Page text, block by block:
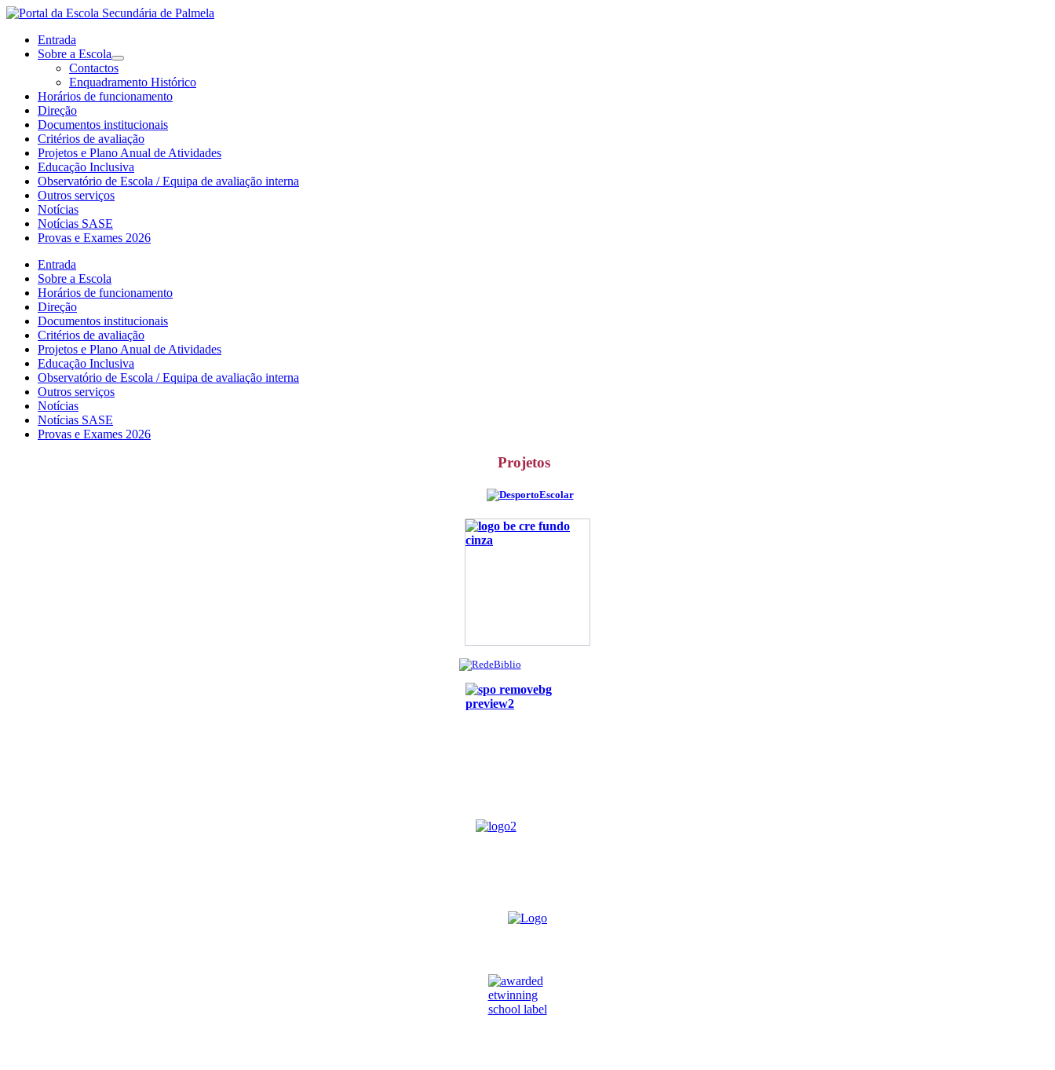
Entrada
Sobre a Escola
Contactos
Enquadramento Histórico
Horários de funcionamento
Direção
Documentos institucionais
Critérios de avaliação
Projetos e Plano Anual de Atividades
Educação Inclusiva
Observatório de Escola / Equipa de avaliação interna
Outros serviços
Notícias
Notícias SASE
Provas e Exames 2026
Entrada
Sobre a Escola
Horários de funcionamento
Direção
Documentos institucionais
Critérios de avaliação
Projetos e Plano Anual de Atividades
Educação Inclusiva
Observatório de Escola / Equipa de avaliação interna
Outros serviços
Notícias
Notícias SASE
Provas e Exames 2026
Projetos